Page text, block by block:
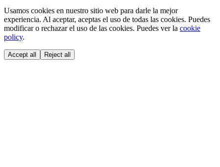
Usamos cookies en nuestro sitio web para darle la mejor
experiencia. Al aceptar, aceptas el uso de todas las cookies. Puedes
modificar o rechazar el uso de las cookies. Puedes ver la cookie
policy.
Accept all Reject all